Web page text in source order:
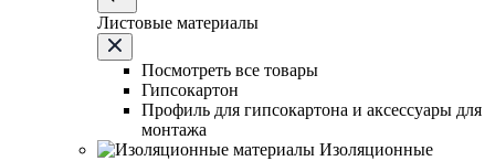
Листовые материалы
Посмотреть все товары
Гипсокартон
Профиль для гипсокартона и аксессуары для
монтажа
Изоляционные